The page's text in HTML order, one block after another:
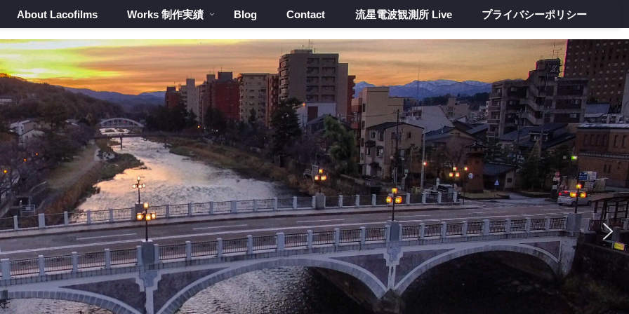
About Lacofilms Works 制作実績 Blog Contact 流星電波観測所 Live プライバシーポリシー